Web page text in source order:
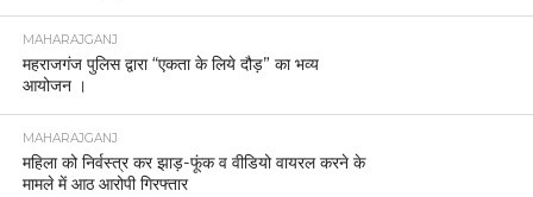
MAHARAJGANJ
महराजगंज पुलिस द्वारा “एकता के लिये दौड़” का भव्य
आयोजन ।
MAHARAJGANJ
महिला को निर्वस्त्र कर झाड़-फूंक व वीडियो वायरल करने के
मामले में आठ आरोपी गिरफ्तार